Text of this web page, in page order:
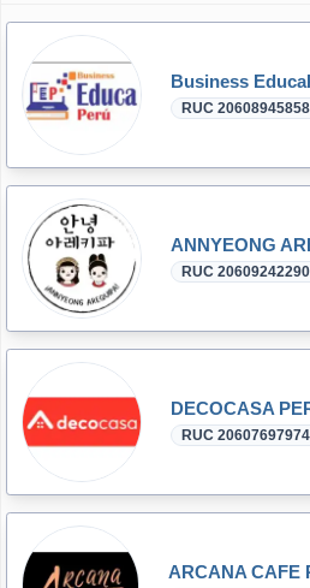
Business
RUC 20608945858
ANNYEONG
RUC 20609242290
DECOCASA
RUC 20607697974